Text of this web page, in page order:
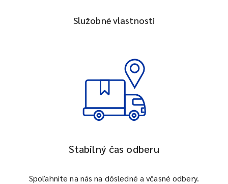
Služobné vlastnosti
Stabilný čas odberu
Spoľahnite na nás na dôsledné a včasné odbery.